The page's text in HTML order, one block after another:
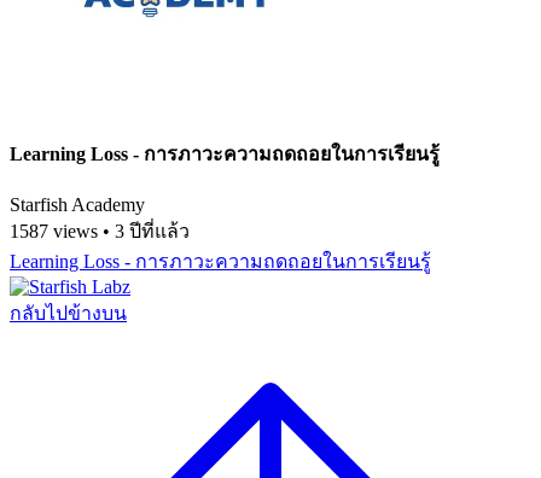
Learning Loss - การภาวะความถดถอยในการเรียนรู้
Starfish Academy
1587 views • 3 ปีที่แล้ว
Learning Loss - การภาวะความถดถอยในการเรียนรู้
กลับไปข้างบน